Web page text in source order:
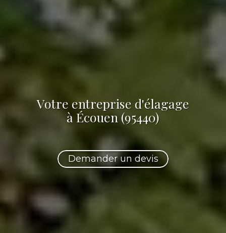
Votre entreprise d'élagage
à Écouen (95440)
Demander un devis